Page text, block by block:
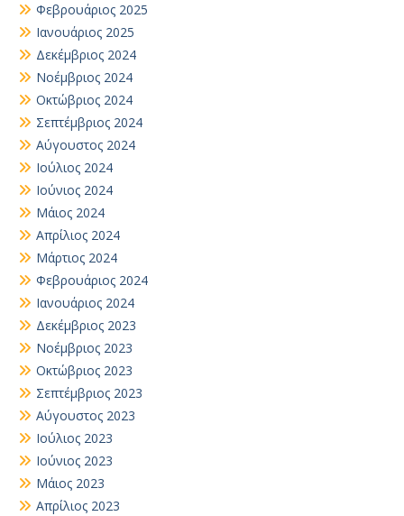
Φεβρουάριος 2025
Ιανουάριος 2025
Δεκέμβριος 2024
Νοέμβριος 2024
Οκτώβριος 2024
Σεπτέμβριος 2024
Αύγουστος 2024
Ιούλιος 2024
Ιούνιος 2024
Μάιος 2024
Απρίλιος 2024
Μάρτιος 2024
Φεβρουάριος 2024
Ιανουάριος 2024
Δεκέμβριος 2023
Νοέμβριος 2023
Οκτώβριος 2023
Σεπτέμβριος 2023
Αύγουστος 2023
Ιούλιος 2023
Ιούνιος 2023
Μάιος 2023
Απρίλιος 2023